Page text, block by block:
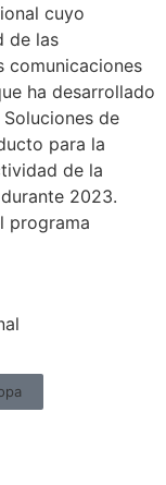
cuyo
de las
comunicaciones
ha desarrollado
de
para la
de la
2023.
programa